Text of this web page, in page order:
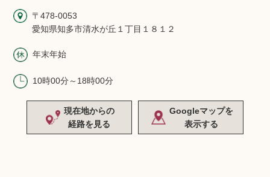
〒478-0053
愛知県知多市清水が丘１丁目１８１２
年末年始
10時00分～18時00分
現在地からの
経路を見る
Googleマップを
表示する